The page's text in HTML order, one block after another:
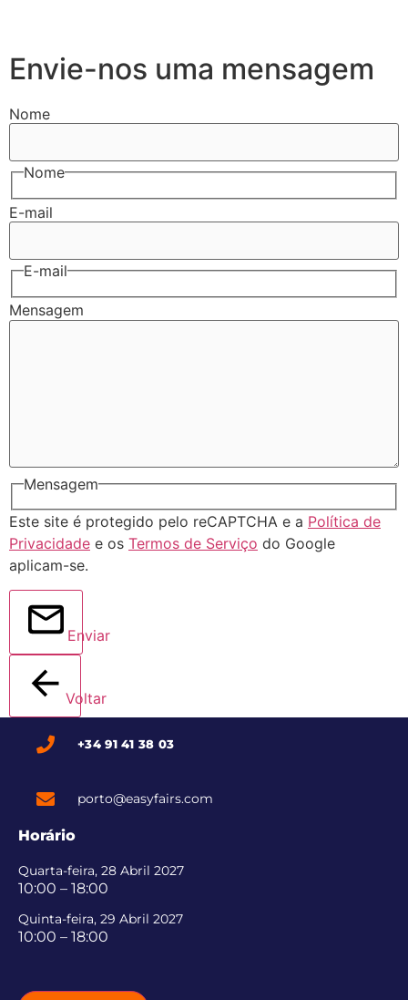
Envie-nos uma mensagem
Nome
Nome
E-mail
E-mail
Mensagem
Mensagem
Este site é protegido pelo reCAPTCHA e a Política de
Privacidade e os Termos de Serviço do Google
aplicam-se.
Enviar
Voltar
+34 91 41 38 03
porto@easyfairs.com
Horário
Quarta-feira, 28 Abril 2027
10:00 – 18:00
Quinta-feira, 29 Abril 2027
10:00 – 18:00